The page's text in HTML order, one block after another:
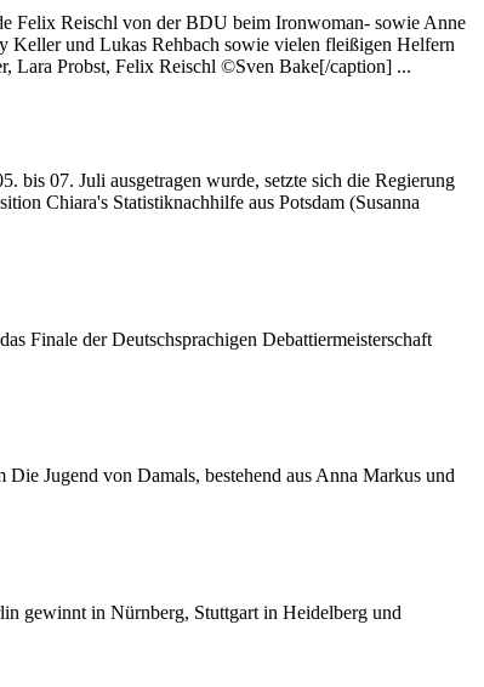
Felix Reischl von der BDU beim Ironwoman- sowie Anne
Keller und Lukas Rehbach sowie vielen fleißigen Helfern
Lara Probst, Felix Reischl ©Sven Bake[/caption] ...
bis 07. Juli ausgetragen wurde, setzte sich die Regierung
Chiara's Statistiknachhilfe aus Potsdam (Susanna
Finale der Deutschsprachigen Debattiermeisterschaft
Jugend von Damals, bestehend aus Anna Markus und
gewinnt in Nürnberg, Stuttgart in Heidelberg und